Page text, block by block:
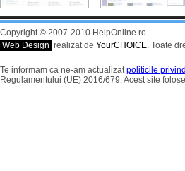
Copyright © 2007-2010 HelpOnline.ro
Web Design realizat de YourCHOICE. Toate
Te informam ca ne-am actualizatpoliticile
Regulamentului (UE) 2016/679. Acest site